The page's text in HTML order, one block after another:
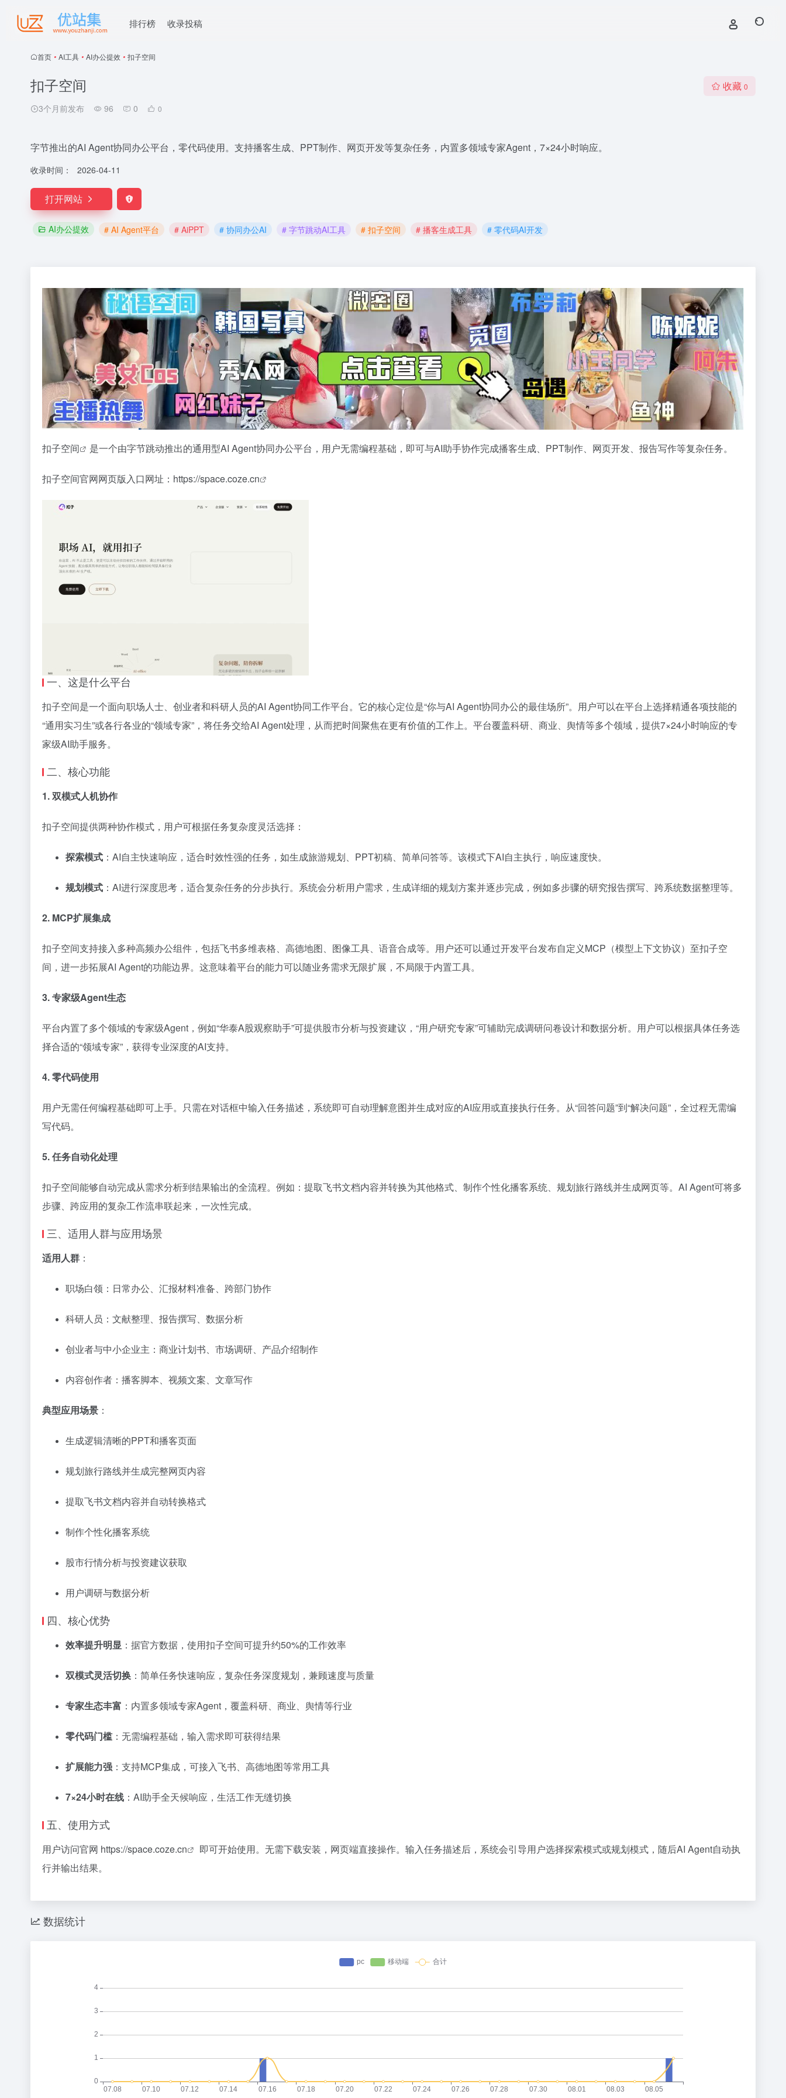
排行榜 收录投稿
首页 • AI工具 • AI办公提效 • 扣子空间
扣子空间
3个月前发布 96 0 0
收藏 0
字节推出的AI Agent协同办公平台，零代码使用。支持播客生成、PPT制作、网页开发等复杂任务，内置多领域专家Agent，7×24小时响应。
收录时间： 2026-04-11
打开网站
AI办公提效 # AI Agent平台 # AiPPT # 协同办公AI # 字节跳动AI工具 # 扣子空间 # 播客生成工具 # 零代码AI开发
扣子空间 是一个由字节跳动推出的通用型AI Agent协同办公平台，用户无需编程基础，即可与AI助手协作完成播客生成、PPT制作、网页开发、报告写作等复杂任务。
扣子空间官网网页版入口网址： https://space.coze.cn
一、这是什么平台
扣子空间是一个面向职场人士、创业者和科研人员的AI Agent协同工作平台。它的核心定位是“你与AI Agent协同办公的最佳场所”。用户可以在平台上选择精通各项技能的
“通用实习生”或各行各业的“领域专家”，将任务交给AI Agent处理，从而把时间聚焦在更有价值的工作上。平台覆盖科研、商业、舆情等多个领域，提供7×24小时响应的专
家级AI助手服务。
二、核心功能
1. 双模式人机协作
扣子空间提供两种协作模式，用户可根据任务复杂度灵活选择：
探索模式 ：AI自主快速响应，适合时效性强的任务，如生成旅游规划、PPT初稿、简单问答等。该模式下AI自主执行，响应速度快。
规划模式 ：AI进行深度思考，适合复杂任务的分步执行。系统会分析用户需求，生成详细的规划方案并逐步完成，例如多步骤的研究报告撰写、跨系统数据整理等。
2. MCP扩展集成
扣子空间支持接入多种高频办公组件，包括飞书多维表格、高德地图、图像工具、语音合成等。用户还可以通过开发平台发布自定义MCP（模型上下文协议）至扣子空
间，进一步拓展AI Agent的功能边界。这意味着平台的能力可以随业务需求无限扩展，不局限于内置工具。
3. 专家级Agent生态
平台内置了多个领域的专家级Agent，例如“华泰A股观察助手”可提供股市分析与投资建议，“用户研究专家”可辅助完成调研问卷设计和数据分析。用户可以根据具体任务选
择合适的“领域专家”，获得专业深度的AI支持。
4. 零代码使用
用户无需任何编程基础即可上手。只需在对话框中输入任务描述，系统即可自动理解意图并生成对应的AI应用或直接执行任务。从“回答问题”到“解决问题”，全过程无需编
写代码。
5. 任务自动化处理
扣子空间能够自动完成从需求分析到结果输出的全流程。例如：提取飞书文档内容并转换为其他格式、制作个性化播客系统、规划旅行路线并生成网页等。AI Agent可将多
步骤、跨应用的复杂工作流串联起来，一次性完成。
三、适用人群与应用场景
适用人群 ：
职场白领：日常办公、汇报材料准备、跨部门协作
科研人员：文献整理、报告撰写、数据分析
创业者与中小企业主：商业计划书、市场调研、产品介绍制作
内容创作者：播客脚本、视频文案、文章写作
典型应用场景 ：
生成逻辑清晰的PPT和播客页面
规划旅行路线并生成完整网页内容
提取飞书文档内容并自动转换格式
制作个性化播客系统
股市行情分析与投资建议获取
用户调研与数据分析
四、核心优势
效率提升明显 ：据官方数据，使用扣子空间可提升约50%的工作效率
双模式灵活切换 ：简单任务快速响应，复杂任务深度规划，兼顾速度与质量
专家生态丰富 ：内置多领域专家Agent，覆盖科研、商业、舆情等行业
零代码门槛：无需编程基础，输入需求即可获得结果
扩展能力强 ：支持MCP集成，可接入飞书、高德地图等常用工具
7×24小时在线 ：AI助手全天候响应，生活工作无缝切换
五、使用方式
用户访问官网 https://space.coze.cn
即可开始使用。无需下载安装，网页端直接操作。输入任务描述后，系统会引导用户选择探索模式或规划模式，随后AI Agent自动执
行并输出结果。
数据统计